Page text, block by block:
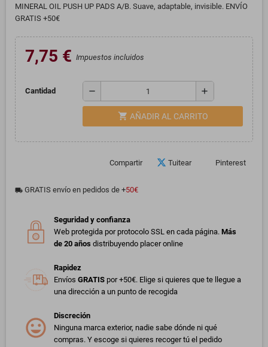
MINERAL OIL PUSH UP PADS A/B. Suave, adaptable, invisible. ENVÍO
GRATIS +50€
7,75 € Impuestos incluidos
Cantidad remove add
shopping_cart AÑADIR AL CARRITO
Compartir Tuitear Pinterest
local_shipping GRATIS envío en pedidos de +50€
Seguridad y confianza
Web protegida por protocolo SSL en cada página. Más
de 20 años distribuyendo placer online
Rapidez
Envíos GRATIS por +50€. Elige si quieres que te llegue a
una dirección a un punto de recogida
Discreción
Ninguna marca exterior, nadie sabe dónde ni qué
compras. Y escoge si quieres recoger tú el pedido